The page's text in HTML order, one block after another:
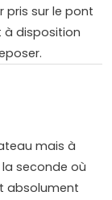
pris sur le pont
à disposition
mais à
seconde où
absolument